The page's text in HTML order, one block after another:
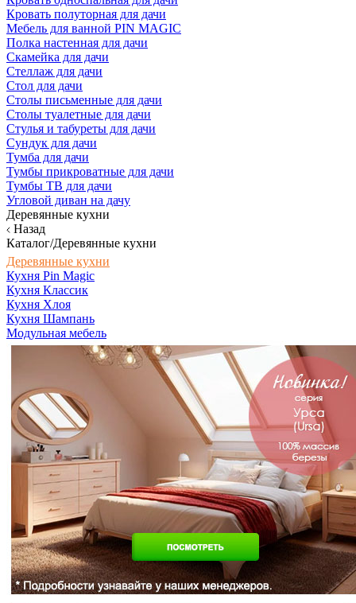
Кровать полуторная для дачи
Мебель для ванной PIN MAGIC
Полка настенная для дачи
Скамейка для дачи
Стеллаж для дачи
Стол для дачи
Столы письменные для дачи
Столы туалетные для дачи
Стулья и табуреты для дачи
Сундук для дачи
Тумба для дачи
Тумбы прикроватные для дачи
Тумбы ТВ для дачи
Угловой диван на дачу
Деревянные кухни
Назад
Каталог/Деревянные кухни
Деревянные кухни
Кухня Pin Magic
Кухня Классик
Кухня Хлоя
Кухня Шампань
Модульная мебель